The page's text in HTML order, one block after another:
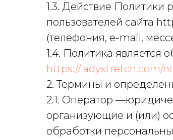
1.3. Действие Политики
пользователей сайта
(телефония, e-mail,
1.4. Политика является
https://ladystretch.com/
2. Термины и
2.1. Оператор
организующие и (или)
обработки